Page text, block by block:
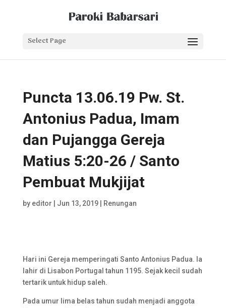
Select Page
Puncta 13.06.19 Pw. St.
Antonius Padua, Imam
dan Pujangga Gereja
Matius 5:20-26 / Santo
Pembuat Mukjijat
by editor Jun 13, 2019| Renungan
Hari ini Gereja memperingati Santo Antonius Padua. Ia
lahir di Lisabon Portugal tahun 1195. Sejak kecil sudah
tertarik untuk hidup saleh.
Pada umur lima belas tahun sudah menjadi anggota